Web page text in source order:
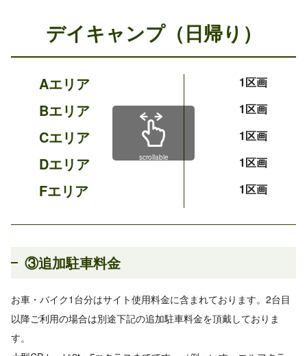
デイキャンプ（日帰り）
Aエリア 1区画
Bエリア 1区画
Cエリア 1区画
Dエリア 1区画
Fエリア 1区画
scrollable
③追加駐車料金
お車・バイク1台分はサイト使用料金に含まれております。2台目
以降ご利用の場合は別途下記の追加駐車料金を頂戴しておりま
す。